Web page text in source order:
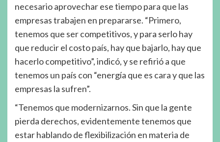
necesario aprovechar ese tiempo para que las
empresas trabajen en prepararse. “Primero,
tenemos que ser competitivos, y para serlo hay
que reducir el costo país, hay que bajarlo, hay que
hacerlo competitivo”, indicó, y se refirió a que
tenemos un país con “energía que es cara y que las
empresas la sufren”.
“Tenemos que modernizarnos. Sin que la gente
pierda derechos, evidentemente tenemos que
estar hablando de flexibilización en materia de